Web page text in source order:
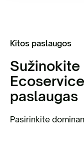
Kitos paslaugos
Sužinokite
paslaugas
Pasirinkite